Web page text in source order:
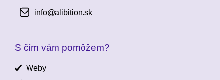
info@alibition.sk
S čím vám pomôžem?
Weby